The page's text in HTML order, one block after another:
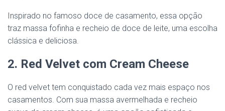
Inspirado no famoso doce de casamento, essa opção
traz massa fofinha e recheio de doce de leite, uma escolha
clássica e deliciosa.
2. Red Velvet com Cream Cheese
O red velvet tem conquistado cada vez mais espaço nos
casamentos. Com sua massa avermelhada e recheio